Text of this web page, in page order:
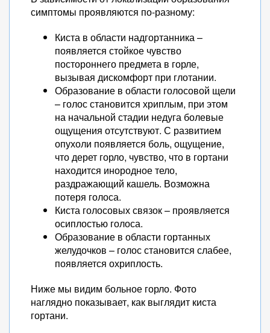
симптомы проявляются по-разному:
Киста в области надгортанника –
появляется стойкое чувство
постороннего предмета в горле,
вызывая дискомфорт при глотании.
Образование в области голосовой щели
– голос становится хриплым, при этом
на начальной стадии недуга болевые
ощущения отсутствуют. С развитием
опухоли появляется боль, ощущение,
что дерет горло, чувство, что в гортани
находится инородное тело,
раздражающий кашель. Возможна
потеря голоса.
Киста голосовых связок – проявляется
осиплостью голоса.
Образование в области гортанных
желудочков – голос становится слабее,
появляется охриплость.
Ниже мы видим больное горло. Фото
наглядно показывает, как выглядит киста
гортани.